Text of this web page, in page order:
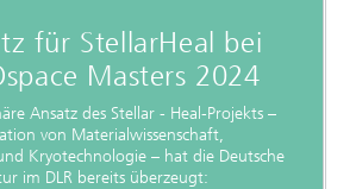
für StellarHeal bei
Masters 2024
Ansatz des Stellar - Heal-Projekts –
von Materialwissenschaft,
Kryotechnologie – hat die Deutsche
im DLR bereits überzeugt: